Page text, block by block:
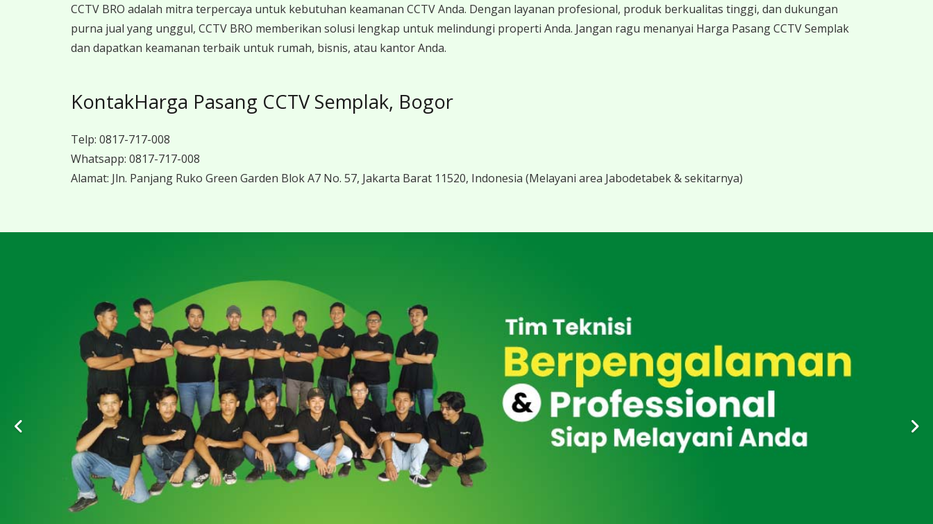
CCTV BRO adalah mitra terpercaya untuk kebutuhan keamanan CCTV Anda. Dengan layanan profesional, produk berkualitas tinggi, dan dukungan
purna jual yang unggul, CCTV BRO memberikan solusi lengkap untuk melindungi properti Anda. Jangan ragu menanyai Harga Pasang CCTV Semplak
dan dapatkan keamanan terbaik untuk rumah, bisnis, atau kantor Anda.
KontakHarga Pasang CCTV Semplak, Bogor
Telp: 0817-717-008
Whatsapp: 0817-717-008
Alamat: Jln. Panjang Ruko Green Garden Blok A7 No. 57, Jakarta Barat 11520, Indonesia (Melayani area Jabodetabek & sekitarnya)